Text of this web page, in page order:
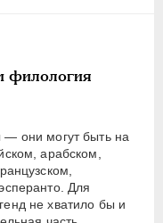
филология
— они могут быть на
арабском,
Для
не хватило бы и